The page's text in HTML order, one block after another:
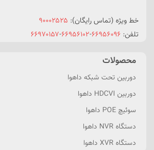
خط ویژه (تماس رایگان): ۹۰۰۰۲۵۲۵
تلفن: ۶۶۹۵۶۰۹۶-۶۶۹۵۶۱۰۲-۶۶۹۷۰۱۵۷
محصولات
دوربین تحت شبکه داهوا
دوربین HDCVI داهوا
سوئیچ POE داهوا
دستگاه NVR داهوا
دستگاه XVR داهوا